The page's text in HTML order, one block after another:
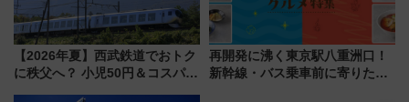
【2026年夏】西武鉄道でおトク
に秩父へ？ 小児50円＆コスパ最
再開発に沸く東京駅八重洲口！
新幹線・バス乗車前に寄りたい